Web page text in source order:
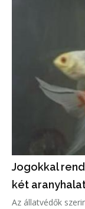
Jogokkal
két
Az állatvédők